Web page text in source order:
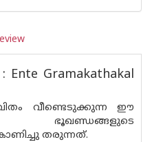
Ente Gramakathakal
വീണ്ടെടുക്കുന്ന ഈ
തരുന്നത്.